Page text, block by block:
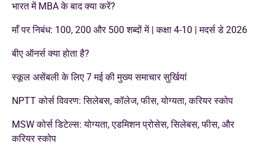
भारत में MBA के बाद क्या करें?
माँ पर निबंध: 100, 200 और 500 शब्दों में | कक्षा 4-10 | मदर्स डे 2026
बीए ऑनर्स क्या होता है?
स्कूल असेंबली के लिए 7 मई की मुख्य समाचार सुर्खियां
NPTT कोर्स विवरण: सिलेबस, कॉलेज, फीस, योग्यता, करियर स्कोप
MSW कोर्स डिटेल्स: योग्यता, एडमिशन प्रोसेस, सिलेबस, फीस, और
करियर स्कोप